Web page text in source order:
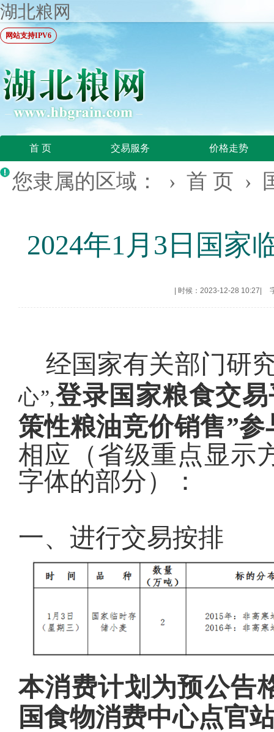
湖北粮网
网站支持IPV6
首 页 交易服务 价格走势
您隶属的区域： › 首 页 ›
2024年1月3日国家
时候：2023-12-28 10:27
经国家有关部门研
心”,登录国家粮食交
策性粮油竞价销售”参
相应（省级重点显示
字体的部分）：
一、进行交易按排
本消费计划为预公告
国食物消费中心点官